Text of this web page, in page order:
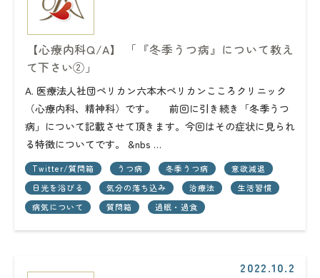
【心療内科Q/A】 「『冬季うつ病』について教え
て下さい②」
A. 医療法人社団ペリカン六本木ペリカンこころクリニック
（心療内科、精神科）です。 前回に引き続き「冬季うつ
病」について記載させて頂きます。今回はその症状に見られ
る特徴についてです。 &nbs …
Twitter/質問箱 うつ病 冬季うつ病
意欲減退
日光を浴びる
気分の落ち込み 治療法
生活習慣
病気について
質問箱 過眠・過食
2022.10.2